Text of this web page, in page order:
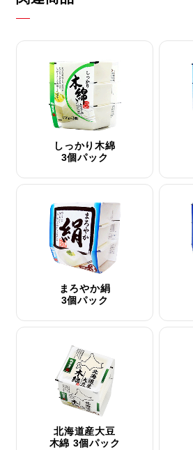
しっかり木綿
3個パック
まろやか絹
3個パック
北海道産大豆
木綿 3個パック